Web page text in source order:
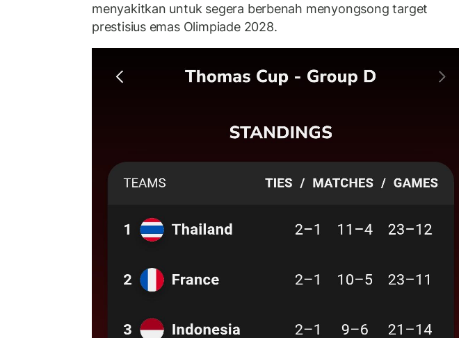
menyakitkan untuk segera berbenah menyongsong target
prestisius emas Olimpiade 2028.